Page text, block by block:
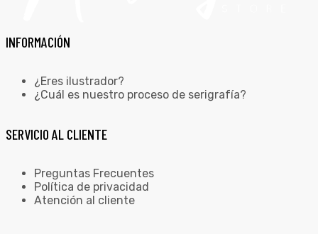
INFORMACIÓN
¿Eres ilustrador?
¿Cuál es nuestro proceso de serigrafía?
SERVICIO AL CLIENTE
Preguntas Frecuentes
Política de privacidad
Atención al cliente